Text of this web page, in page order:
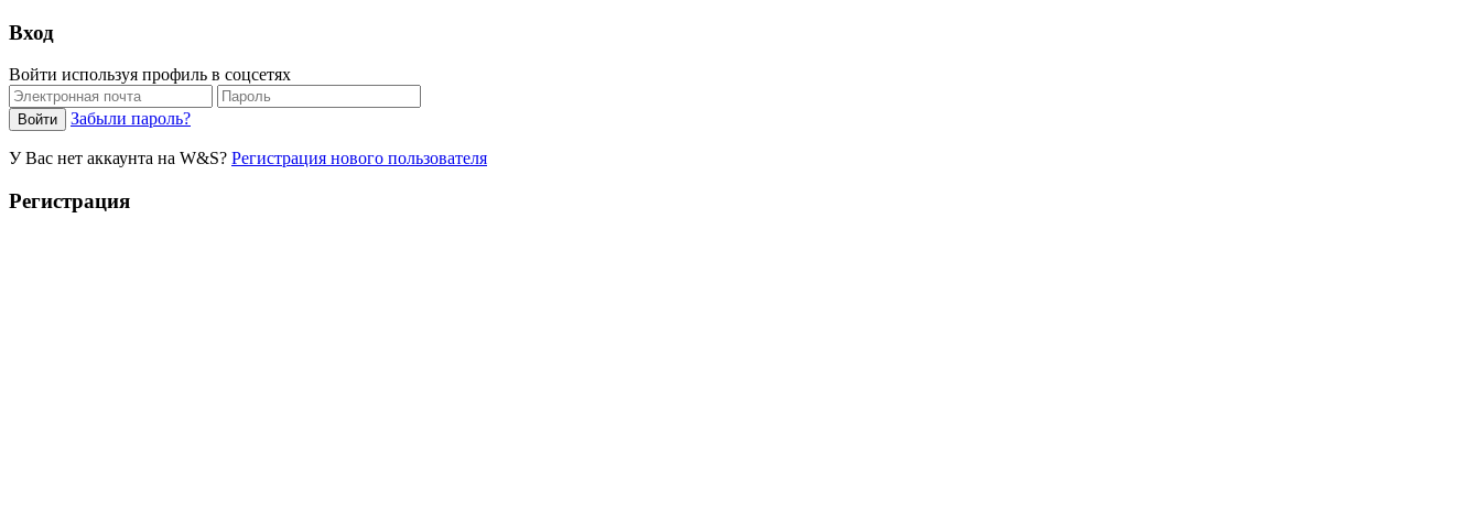
Вход
Войти используя профиль в соцсетях
Забыли пароль?
У Вас нет аккаунта на W&S? Регистрация нового пользователя
Регистрация